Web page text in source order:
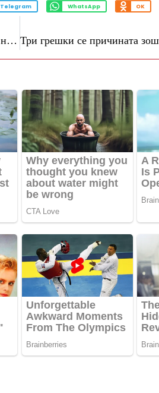
Telegram WhatsApp OK
Децении помлади од неа би ѝ завидувале на ваквото тело: Елизабет Харли повторно воодушеви со фотографија во бикини